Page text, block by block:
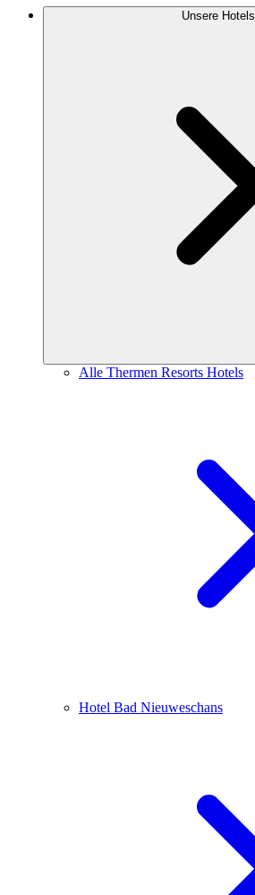
Unsere Hotels
Alle Thermen Resorts Hotels
Hotel Bad Nieuweschans